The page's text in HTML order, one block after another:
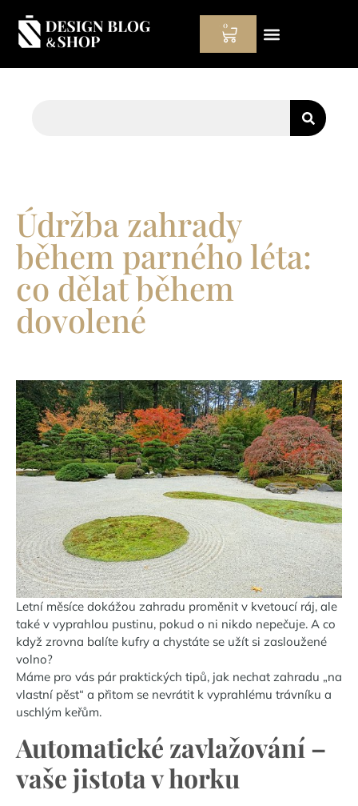
0
Údržba zahrady
během parného léta:
co dělat během
dovolené
Letní měsíce dokážou zahradu proměnit v kvetoucí ráj, ale
také v vyprahlou pustinu, pokud o ni nikdo nepečuje. A co
když zrovna balíte kufry a chystáte se užít si zasloužené
volno?
Máme pro vás pár praktických tipů, jak nechat zahradu „na
vlastní pěst“ a přitom se nevrátit k vyprahlému trávníku a
uschlým keřům.
Automatické zavlažování –
vaše jistota v horku